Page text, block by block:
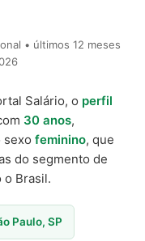
• últimos 12 meses
Salário, o perfil
30 anos,
sexo feminino, que
do segmento de
o Brasil.
Paulo, SP